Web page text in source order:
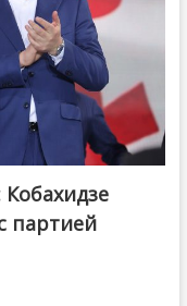
партией